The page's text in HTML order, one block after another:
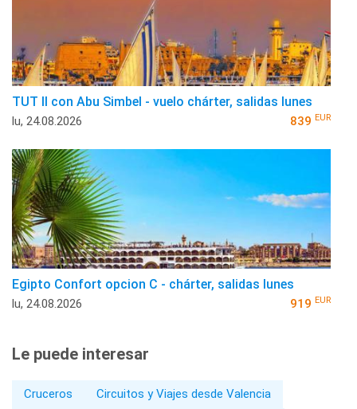
TUT II con Abu Simbel - vuelo chárter, salidas lunes
lu, 24.08.2026 839 EUR
Egipto Confort opcion C - chárter, salidas lunes
lu, 24.08.2026 919 EUR
Le puede interesar
Cruceros
Circuitos y Viajes desde Valencia